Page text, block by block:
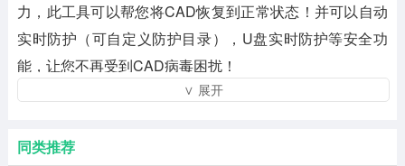
力，此工具可以帮您将CAD恢复到正常状态！并可以自动
实时防护（可自定义防护目录），U盘实时防护等安全功
能，让您不再受到CAD病毒困扰！
∨ 展开
同类推荐